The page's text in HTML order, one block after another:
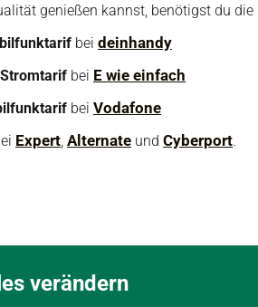
genießen kannst, benötigst du
bei deinhandy
bei E wie einfach
bei Vodafone
Expert Alternate und Cyberport.
verändern